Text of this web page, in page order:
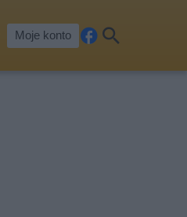
Moje konto
cebkaj